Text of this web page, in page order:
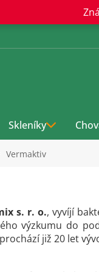
Skleníky
Vermaktiv
s. r. o., vyvíjí
výzkumu do
již 20 let